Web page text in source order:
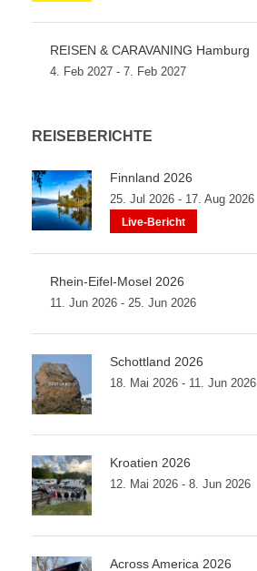
REISEN & CARAVANING Hamburg
4. Feb 2027 - 7. Feb 2027
REISEBERICHTE
Finnland 2026
25. Jul 2026 - 17. Aug 2026
Live-Bericht
Rhein-Eifel-Mosel 2026
11. Jun 2026 - 25. Jun 2026
Schottland 2026
18. Mai 2026 - 11. Jun 2026
Kroatien 2026
12. Mai 2026 - 8. Jun 2026
Across America 2026